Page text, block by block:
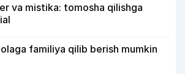
va mistika: tomosha qilishga
familiya qilib berish mumkin